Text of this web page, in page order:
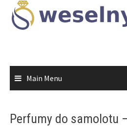
content
Main Menu
Perfumy do samolotu